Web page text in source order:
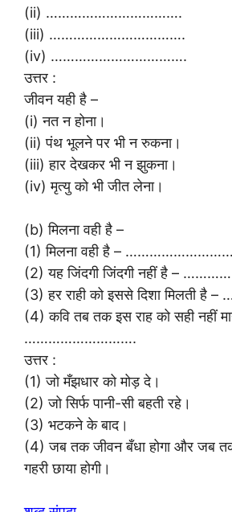
(ii) …………………………….
(iii) …………………………….
(iv) …………………………….
उत्तर :
जीवन यही है –
(i) नत न होना।
(ii) पंथ भूलने पर भी न रुकना।
(iii) हार देखकर भी न झुकना।
(iv) मृत्यु को भी जीत लेना।
(b) मिलना वही है –
(1) मिलना वही है –
(2) यह जिंदगी जिंदगी नहीं है –
(3) हर राही को इससे दिशा
(4) कवि तब तक इस राह को सही नहीं
……………………….
उत्तर :
(1) जो मँझधार को मोड़ दे।
(2) जो सिर्फ पानी-सी बहती रहे।
(3) भटकने के बाद।
(4) जब तक जीवन बँधा होगा और जब
गहरी छाया होगी।